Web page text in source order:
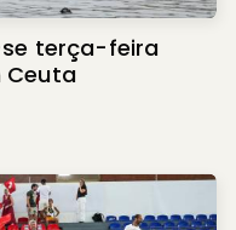
se terça-feira
Ceuta